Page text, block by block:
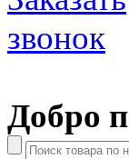
Добро